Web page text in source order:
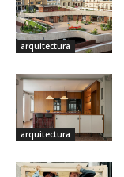
arquitectura
arquitectura